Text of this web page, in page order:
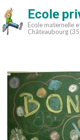
Aller
au
contenu
Ecole
Ecole maternelle
Châteaubourg